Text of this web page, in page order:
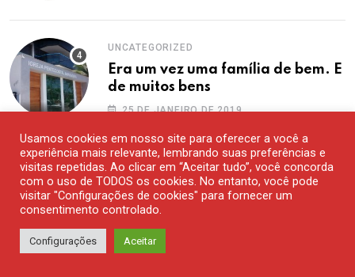
UNCATEGORIZED
Era um vez uma família de bem. E
de muitos bens
25 DE JANEIRO DE 2019
Archives
agosto 2026
julho 2026
Usamos cookies em nosso site para oferecer a você a
experiência mais relevante, lembrando suas preferências e
visitas repetidas. Ao clicar em “Aceitar tudo”, você concorda
com o uso de TODOS os cookies. No entanto, você pode
visitar "Configurações de cookies" para fornecer um
consentimento controlado.
Configurações Aceitar